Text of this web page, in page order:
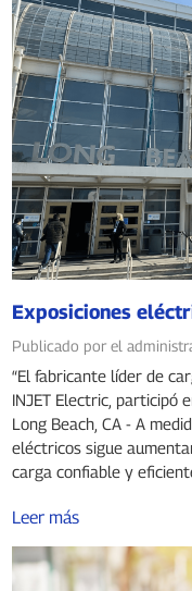
Exposiciones
Publicado por el
“El fabricante líder de
INJET Electric, participó
Long Beach, CA - A
eléctricos sigue
carga confiable y
Leer más